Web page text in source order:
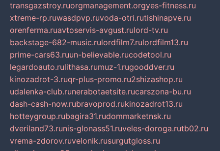
transgazstroy.ruorgmanagement.orgyes-fitness.ru
xtreme-rp.ruwasdpvp.ruvoda-otri.rutishinapve.ru
orenferma.ruavtoservis-avgust.rulord-tv.ru
backstage-682-music.rulordfilm7.rulordfilm13.ru
prime-cars63.ruun-believable.rucodetool.ru
legardoauto.rulithasa.rumuz-1.rugooddver.ru
kinozadrot-3.ruqr-plus-promo.ru2shizashop.ru
udalenka-club.runerabotaetsite.rucarszona-bu.ru
dash-cash-now.rubravoprod.rukinozadrot13.ru
hotteygroup.rubagira31.rudommarketnsk.ru
dveriland73.runis-glonass51.ruveles-doroga.rutb02.ru
vrema-zdorov.ruvelonik.rusurgutgloss.ru